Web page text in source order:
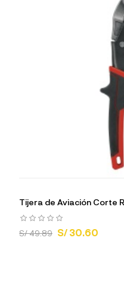
Tijera de Aviación Corte
S/ 49.89 S/ 30.60